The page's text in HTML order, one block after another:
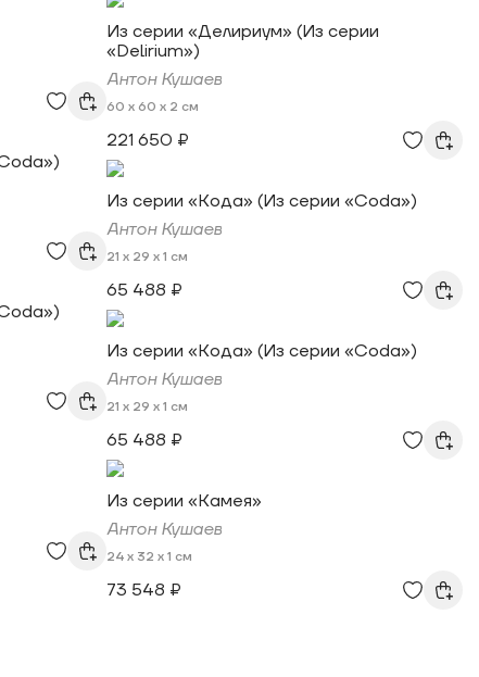
Из серии «Делириум» (Из серии
«Delirium»)
Антон Кушаев
60 x 60 x 2 см
221 650 ₽
Из серии «Кода» (Из серии «Coda»)
Антон Кушаев
21 x 29 x 1 см
65 488 ₽
Из серии «Кода» (Из серии «Coda»)
Антон Кушаев
21 x 29 x 1 см
65 488 ₽
Из серии «Камея»
Антон Кушаев
24 x 32 x 1 см
73 548 ₽